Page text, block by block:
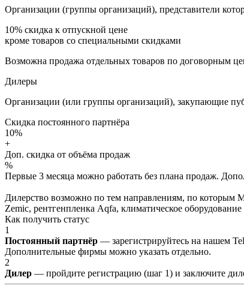
Организации (группы организаций), представители
10% скидка к отпускной цене
кроме товаров со специальными скидками
Возможна продажа отдельных товаров по договорным
Дилеры
Организации (или группы организаций), закупающие
Скидка постоянного партнёра
10%
+
Доп. скидка от объёма продаж
%
Первые 3 месяца можно работать без плана продаж.
Дилерство возможно по тем направлениям, по которым
Zemic, рентгенпленка Aqfa, климатическое
Как получить статус
1
Постоянный партнёр — зарегистрируйтесь на нашем
Дополнительные фирмы можно указать отдельно.
2
Дилер — пройдите регистрацию (шаг 1) и заключите